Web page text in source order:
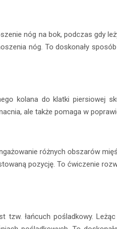
nóg na bok, podczas gdy
nóg. To doskonały
kolana do klatki piersiowej
ale także pomaga w
różnych obszarów
pozycję. To ćwiczenie
łańcuch pośladkowy.